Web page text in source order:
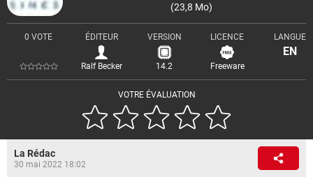
(23,8 Mo)
VOTRE ÉVALUATION
0 VOTE ÉDITEUR
Ralf Becker
VERSION
14.2
LICENCE
Freeware
LANGUE
EN
La Rédac
30 mai 2022 18:02